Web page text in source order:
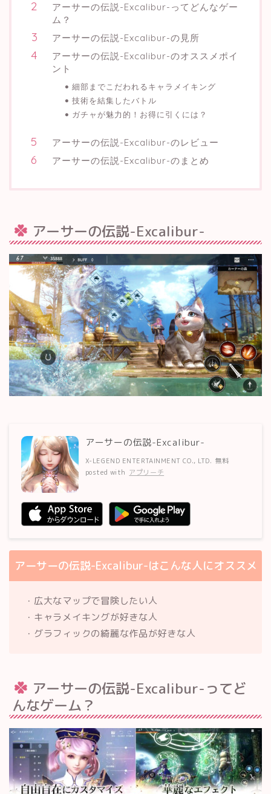
アーサーの伝説-Excalibur-ってどんなゲー
ム？
アーサーの伝説-Excalibur-の見所
アーサーの伝説-Excalibur-のオススメポイ
ント
細部までこだわれるキャラメイキング
技術を結集したバトル
ガチャが魅力的！お得に引くには？
アーサーの伝説-Excalibur-のレビュー
アーサーの伝説-Excalibur-のまとめ
アーサーの伝説-Excalibur-
アーサーの伝説-Excalibur-
X-LEGEND ENTERTAINMENT CO., LTD. 無料
posted with アプリーチ
アーサーの伝説-Excalibur-はこんな人にオススメ
・広大なマップで冒険したい人
・キャラメイキングが好きな人
・グラフィックの綺麗な作品が好きな人
アーサーの伝説-Excalibur-ってど
んなゲーム？